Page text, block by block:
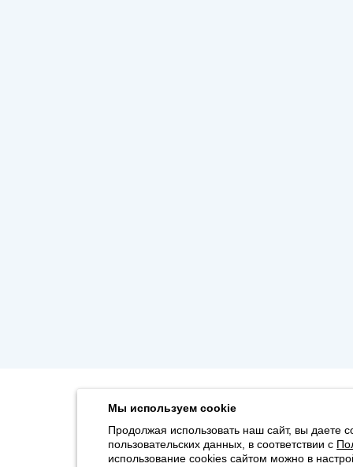
Мы используем cookie
Продолжая использовать наш сайт, вы даете
пользовательских данных, в соответствии с
использование cookies сайтом можно в